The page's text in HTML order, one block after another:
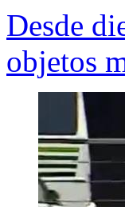
Desde
objetos